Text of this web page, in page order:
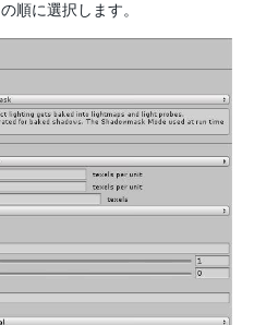
の順に選択します。